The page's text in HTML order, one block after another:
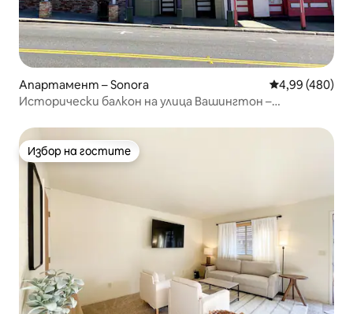
Апартамент – Sonora Средна
4,99 (480)
Исторически балкон на улица Вашингтон –
Избор на гостите
Избор на гостите